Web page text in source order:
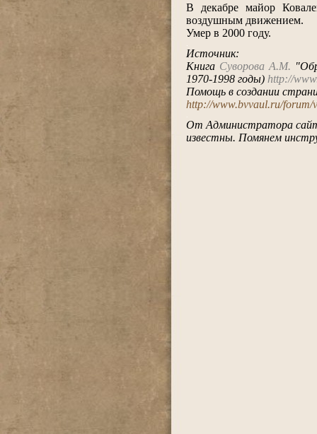
В декабре майор
воздушным движением.
Умер в 2000 году.
Источник:
Книга Суворова А.М.
1970-1998 годы) http://
Помощь в создании
http://www.bvvaul.ru/
От Администратора
известны. Помянем